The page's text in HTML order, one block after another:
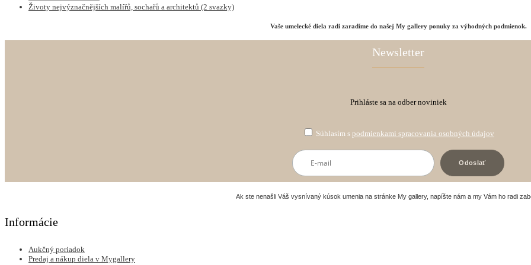
Životy nejvýznačnějších malířů, sochařů a architektů (2 svazky)
Vaše umelecké diela radi zaradíme do našej My gallery ponuky za výhodných podmienok.
Newsletter
Prihláste sa na odber noviniek
Súhlasím s podmienkami spracovania osobných údajov
Ak ste nenašli Váš vysnívaný kúsok umenia na stránke My gallery, napíšte nám a my Vám ho radi
Informácie
Aukčný poriadok
Predaj a nákup diela v Mygallery